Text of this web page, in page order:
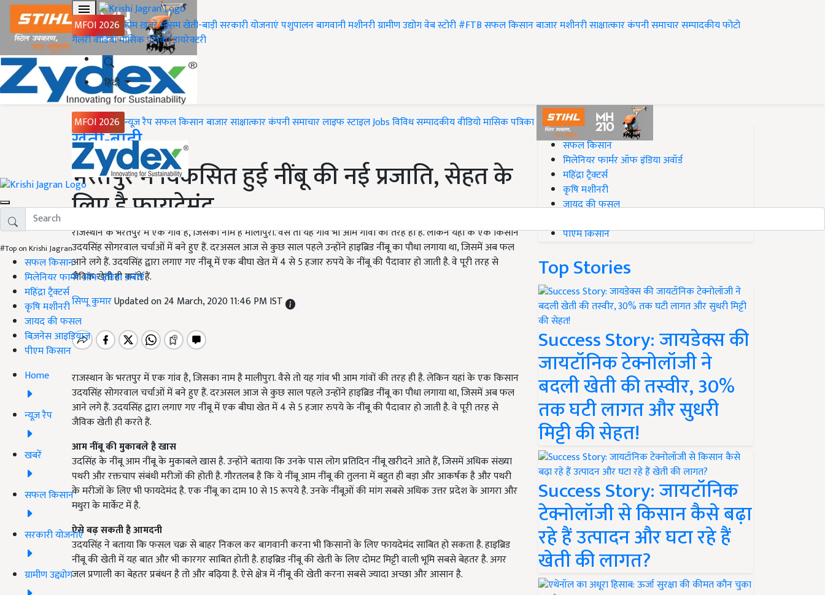
MFOI 2026 होमख़बरेंमौसमखेती-बाड़ीसरकारी योजनाएंपशुपालनबागवानीमशीनरीग्रामीण उद्योगवेब स्टोरी#FTBसफल किसानबाजारमशीनरीसाक्षात्कारकंपनी समाचारसम्पादकीयफोटो
गैलरीवीडियोमासिक पत्रिकाडायरेक्टरी
हिंदी
MFOI 2026 न्यूज़ रैपसफल किसानबाजारसाक्षात्कारकंपनी समाचारलाइफ स्टाइलJobsविविधसम्पादकीयवीडियोमासिक पत्रिका
#Top on Krishi Jagran
सफल किसान
मिलेनियर फार्मर ऑफ इंडिया अवॉर्ड
महिंद्रा ट्रैक्टर्स
कृषि मशीनरी
जायद की फसल
बिज़नेस आइडियाज
पीएम किसान
Home
न्यूज़ रैप
खबरें
सफल किसान
सरकारी योजनाएं
ग्रामीण उद्द्योग
Home
खेती-बाड़ी
भरतपुर में विकसित हुई नींबू की नई प्रजाति, सेहत के
लिए है फायदेमंद
राजस्थान के भरतपुर में एक गांव है, जिसका नाम है मालीपुरा. वैसे तो यह गांव भी आम गांवों की तरह ही है. लेकिन यहां के एक किसान
उदयसिंह सोगरवाल चर्चाओं में बने हुए हैं. दरअसल आज से कुछ साल पहले उन्होंने हाइब्रिड नींबू का पौधा लगाया था, जिसमें अब फल
आने लगे हैं. उदयसिंह द्वारा लगाए गए नींबू में एक बीघा खेत में 4 से 5 हजार रुपये के नींबू की पैदावार हो जाती है. वे पूरी तरह से
जैविक खेती ही करते हैं.
सिप्पू कुमारUpdated on 24 March, 2020 11:46 PM IST
राजस्थान के भरतपुर में एक गांव है, जिसका नाम है मालीपुरा. वैसे तो यह गांव भी आम गांवों की तरह ही है. लेकिन यहां के एक किसान
उदयसिंह सोगरवाल चर्चाओं में बने हुए हैं. दरअसल आज से कुछ साल पहले उन्होंने हाइब्रिड नींबू का पौधा लगाया था, जिसमें अब फल
आने लगे हैं. उदयसिंह द्वारा लगाए गए नींबू में एक बीघा खेत में 4 से 5 हजार रुपये के नींबू की पैदावार हो जाती है. वे पूरी तरह से
जैविक खेती ही करते हैं.
आम नींबू की मुकाबले है खास
उदसिंह के नींबू आम नींबू के मुकाबले खास है. उन्होंने बताया कि उनके पास लोग प्रतिदिन नींबू खरीदने आते हैं, जिसमें अधिक संख्या
पथरी और रक्तचाप संबंधी मरीजों की होती है. गौरतलब है कि ये नींबू आम नींबू की तुलना में बहुत ही बड़ा और आकर्षक है और पथरी
के मरीजों के लिए भी फायदेमंद है. एक नींबू का दाम 10 से 15 रूपये है. उनके नींबूओं की मांग सबसे अधिक उत्तर प्रदेश के आगरा और
मथुरा के मार्केट में है.
ऐसे बढ़ सकती है आमदनी
उदयसिंह ने बताया कि फसल चक्र से बाहर निकल कर बागवानी करना भी किसानों के लिए फायदेमंद साबित हो सकता है. हाइब्रिड
नींबू की खेती में यह बात और भी कारगर साबित होती है. हाइब्रिड नींबू की खेती के लिए दोमट मिट्टी वाली भूमि सबसे बेहतर है. अगर
जल प्रणाली का बेहतर प्रबंधन है तो और बढ़िया है. ऐसे क्षेत्र में नींबू की खेती करना सबसे ज्यादा अच्छा और आसान है.
#Top on Krishi Jagran
सफल किसान
मिलेनियर फार्मर ऑफ इंडिया अवॉर्ड
महिंद्रा ट्रैक्टर्स
कृषि मशीनरी
जायद की फसल
पीएम किसान
Top Stories
Success Story: जायडेक्स की
जायटॉनिक टेक्नोलॉजी ने
बदली खेती की तस्वीर, 30%
तक घटी लागत और सुधरी
मिट्टी की सेहत!
Success Story: जायटॉनिक
टेक्नोलॉजी से किसान कैसे बढ़ा
रहे हैं उत्पादन और घटा रहे हैं
खेती की लागत?